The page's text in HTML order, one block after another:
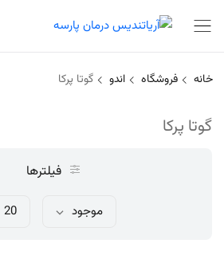
خانه فروشگاه اندو گوتا پرکا
گوتا پرکا
فیلترها
موجود 20